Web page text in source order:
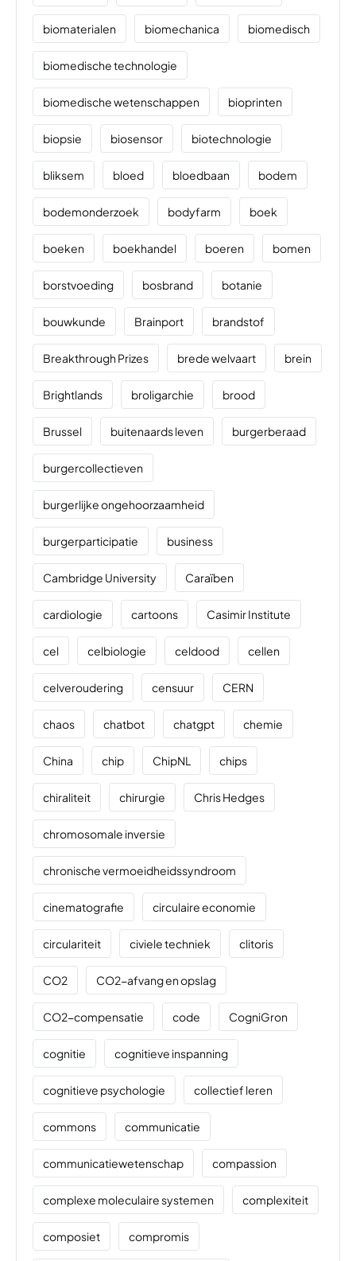
biomaterialen biomechanica biomedisch
biomedische technologie
biomedische wetenschappen bioprinten
biopsie biosensor biotechnologie
bliksem bloed bloedbaan bodem
bodemonderzoek bodyfarm boek
boeken boekhandel boeren bomen
borstvoeding bosbrand botanie
bouwkunde Brainport brandstof
Breakthrough Prizes brede welvaart brein
Brightlands broligarchie brood
Brussel buitenaards leven burgerberaad
burgercollectieven
burgerlijke ongehoorzaamheid
burgerparticipatie business
Cambridge University Caraïben
cardiologie cartoons Casimir Institute
cel celbiologie celdood cellen
celveroudering censuur CERN
chaos chatbot chatgpt chemie
China chip ChipNL chips
chiraliteit chirurgie Chris Hedges
chromosomale inversie
chronische vermoeidheidssyndroom
cinematografie circulaire economie
circulariteit civiele techniek clitoris
CO2 CO2-afvang en opslag
CO2-compensatie code CogniGron
cognitie cognitieve inspanning
cognitieve psychologie collectief leren
commons communicatie
communicatiewetenschap compassion
complexe moleculaire systemen complexiteit
composiet compromis